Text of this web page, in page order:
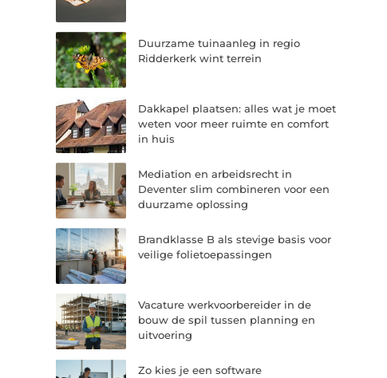
Duurzame tuinaanleg in regio
Ridderkerk wint terrein
Dakkapel plaatsen: alles wat je moet
weten voor meer ruimte en comfort
in huis
Mediation en arbeidsrecht in
Deventer slim combineren voor een
duurzame oplossing
Brandklasse B als stevige basis voor
veilige folietoepassingen
Vacature werkvoorbereider in de
bouw de spil tussen planning en
uitvoering
Zo kies je een software